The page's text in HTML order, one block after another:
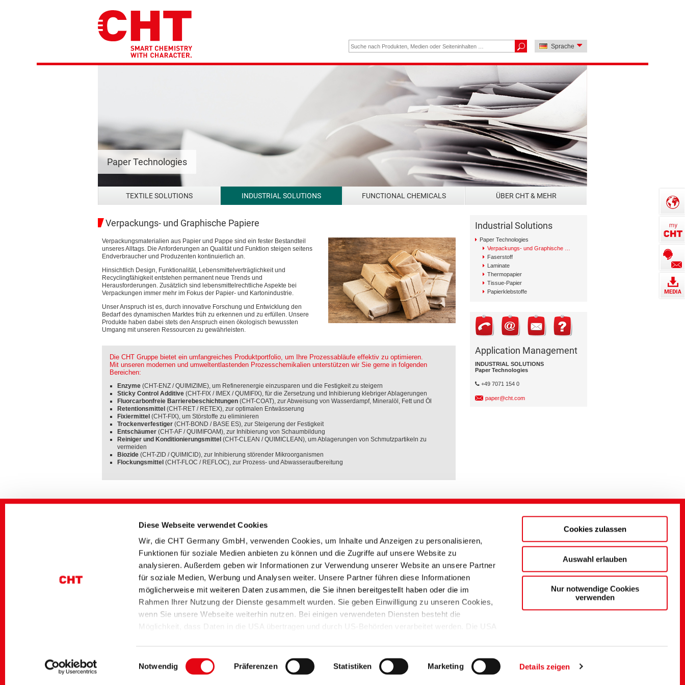
Diese Webseite verwendet Cookies
Wir, die CHT Germany GmbH, verwenden Cookies, um Inhalte und Anzeigen zu personalisieren,
Funktionen für soziale Medien anbieten zu können und die Zugriffe auf unsere Website zu
analysieren. Außerdem geben wir Informationen zur Verwendung unserer Website an unsere Partner
für soziale Medien, Werbung und Analysen weiter. Unsere Partner führen diese Informationen
möglicherweise mit weiteren Daten zusammen, die Sie ihnen bereitgestellt haben oder die im
Rahmen Ihrer Nutzung der Dienste gesammelt wurden. Sie geben Einwilligung zu unseren Cookies,
wenn Sie unsere Webseite weiterhin nutzen. Bei einigen verwendeten Diensten besteht die
Möglichkeit, dass Daten in die USA übertragen und durch US-Behörden verarbeitet werden. Die USA
sich unter dem EU-US Data Privacy Framework zertifiziert haben und somit der
Angemessenheitsbeschluss der EU-Kommission gem. Art. 45 DS-GVO greift.
Einwilligungsauswahl
Notwendig Präferenzen Statistiken Marketing Details zeigen
Cookies zulassen
Auswahl erlauben
Nur notwendige Cookies
verwenden
Sprache
Paper Technologies
TEXTILE SOLUTIONS INDUSTRIAL SOLUTIONS FUNCTIONAL CHEMICALS ÜBER CHT & MEHR
Verpackungs- und Graphische Papiere
Verpackungsmaterialien aus Papier und Pappe sind ein fester Bestandteil
unseres Alltags. Die Anforderungen an Qualität und Funktion steigen seitens
Endverbraucher und Produzenten kontinuierlich an.
Hinsichtlich Design, Funktionalität, Lebensmittelverträglichkeit und
Recyclingfähigkeit entstehen permanent neue Trends und
Herausforderungen. Zusätzlich sind lebensmittelrechtliche Aspekte bei
Verpackungen immer mehr im Fokus der Papier- und Kartonindustrie.
Unser Anspruch ist es, durch innovative Forschung und Entwicklung den
Bedarf des dynamischen Marktes früh zu erkennen und zu erfüllen. Unsere
Produkte haben dabei stets den Anspruch einen ökologisch bewussten
Umgang mit unseren Ressourcen zu gewährleisten.
Die CHT Gruppe bietet ein umfangreiches Produktportfolio, um Ihre Prozessabläufe effektiv zu optimieren.
Mit unseren modernen und umweltentlastenden Prozesschemikalien unterstützen wir Sie gerne in folgenden
Bereichen:
Enzyme (CHT-ENZ / QUIMIZIME), um Refinerenergie einzusparen und die Festigkeit zu steigern
Sticky Control Additive (CHT-FIX / IMEX / QUMIFIX), für die Zersetzung und Inhibierung klebriger Ablagerungen
Fluorcarbonfreie Barrierebeschichtungen (CHT-COAT), zur Abweisung von Wasserdampf, Mineralöl, Fett und Öl
Retentionsmittel (CHT-RET / RETEX), zur optimalen Entwässerung
Fixiermittel (CHT-FIX), um Störstoffe zu eliminieren
Trockenverfestiger (CHT-BOND / BASE ES), zur Steigerung der Festigkeit
Entschäumer (CHT-AF / QUIMIFOAM), zur Inhibierung von Schaumbildung
Reiniger und Konditionierungsmittel (CHT-CLEAN / QUIMICLEAN), um Ablagerungen von Schmutzpartikeln zu
vermeiden
Biozide (CHT-ZID / QUIMICID), zur Inhibierung störender Mikroorganismen
Flockungsmittel (CHT-FLOC / REFLOC), zur Prozess- und Abwasseraufbereitung
Weiterführende Medien
Titel deutsch Titel englisch
Verpackungsklebstoffe
Packaging Adhesives
Information
Paper Technologies
Smarte Lösungen für
Verpackungen
Smart Solutions for
Packaging
Broschüre 10.03.2025
Paper Technologies
Nachhaltige
Lebensmittelverpackung
Sustainable Food
Packaging
ePaper 05.01.2024
Paper Technologies
Verpackungspapiere /
Graphische Papiere
Packaging, printing and
writing papers
Broschüre 20.04.2018
Industrial Solutions
Paper Technologies
Verpackungs- und Graphische Papiere
Faserstoff
Laminate
Thermopapier
Tissue-Papier
Papierklebstoffe
Application Management
INDUSTRIAL SOLUTIONS
Paper Technologies
+49 7071 154 0
paper@cht.com